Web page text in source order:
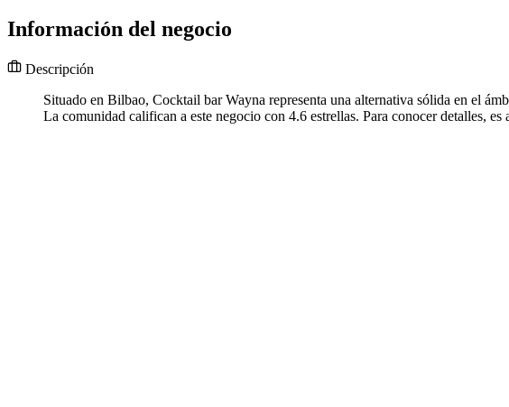
Información del negocio
Descripción
Situado en Bilbao, Cocktail bar Wayna representa una alternativa sólida en el
La comunidad califican a este negocio con 4.6 estrellas. Para conocer detalles,